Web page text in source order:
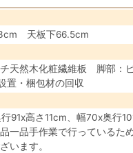
天板下66.5cm
天然木化粧繊維板 脚部：
置・梱包材の回収
91x高さ11cm、幅70x奥行
一品手作業で行っているた
います。